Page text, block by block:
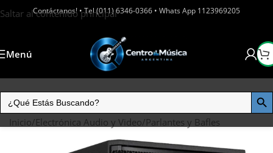
Saltar al contenido principal
Contáctanos! • Tel (011) 6346-0366 • Whats App 1123969205
Menú
Inicio/Electrónica Audio y Video/Parlantes y Bafles